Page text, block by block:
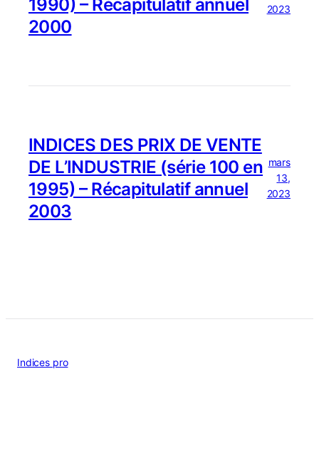
1990) – Récapitulatif annuel
2000
2023
INDICES DES PRIX DE VENTE
DE L’INDUSTRIE (série 100 en
1995) – Récapitulatif annuel
2003
mars
13,
2023
Indices pro